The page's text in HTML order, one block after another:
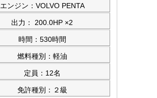
エンジン：VOLVO PENTA
出力： 200.0HP ×2
時間：530時間
燃料種別：軽油
定員：12名
免許種別：２級